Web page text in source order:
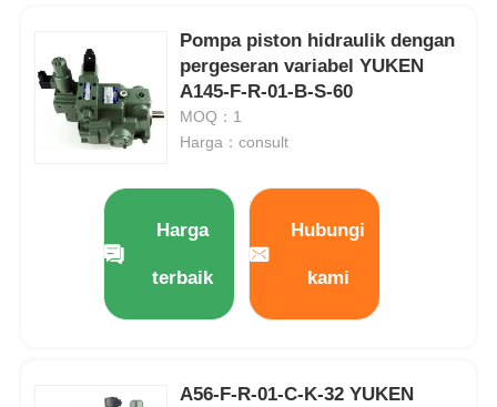
Beranda
Tentang Kami
Pompa piston hidraulik dengan
pergeseran variabel YUKEN
A145-F-R-01-B-S-60
MOQ：1
Harga：consult
Harga
terbaik
Hubungi
kami
A56-F-R-01-C-K-32 YUKEN